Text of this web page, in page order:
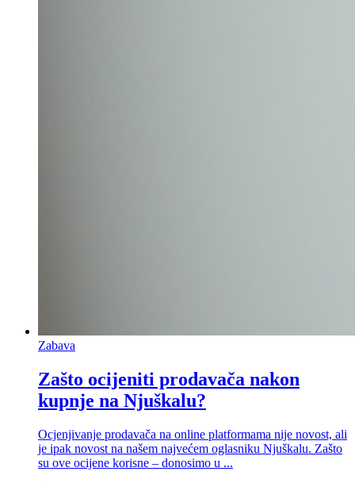
Zabava
Zašto ocijeniti prodavača nakon
kupnje na Njuškalu?
Ocjenjivanje prodavača na online platformama nije novost, ali
je ipak novost na našem najvećem oglasniku Njuškalu. Zašto
su ove ocijene korisne – donosimo u ...